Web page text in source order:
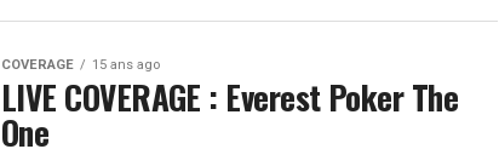
COVERAGE 15 ans ago
LIVE COVERAGE : Everest Poker The
One